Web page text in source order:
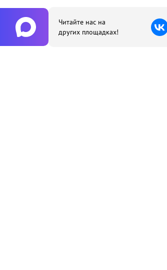
Читайте нас на
других площадках!